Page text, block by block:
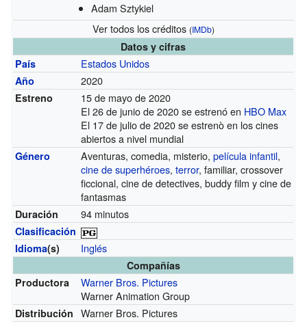
Adam Sztykiel
Ver todos los créditos (IMDb)
Datos y cifras
País
Estados Unidos
Año 2020
Estreno
15 de mayo de 2020
El 26 de junio de 2020 se estrenó en HBO Max
El 17 de julio de 2020 se estrenò en los cines
abiertos a nivel mundial
Género Aventuras, comedia, misterio,película infantil,
cine de superhéroes,terror, familiar, crossover
ficcional, cine de detectives, buddy film y cine de
fantasmas
Duración 94 minutos
Clasificación
Idioma(s) Inglés
Compañías
Productora
Warner Bros. Pictures
Warner Animation Group
Distribución Warner Bros. Pictures